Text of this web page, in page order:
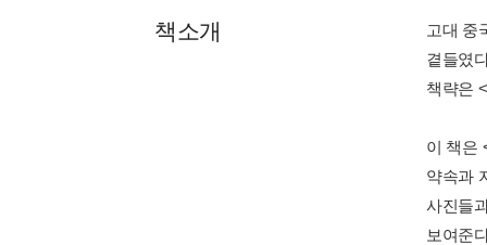
책소개
고대 중
곁들였
책략은
이 책은
약속과
사진들
보여준